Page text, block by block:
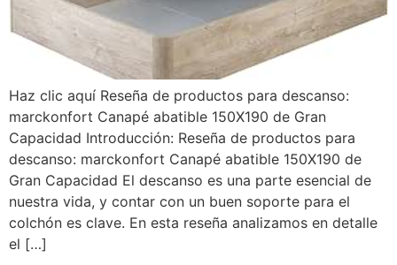
Haz clic aquí Reseña de productos para descanso:
marckonfort Canapé abatible 150X190 de Gran
Capacidad Introducción: Reseña de productos para
descanso: marckonfort Canapé abatible 150X190 de
Gran Capacidad El descanso es una parte esencial de
nuestra vida, y contar con un buen soporte para el
colchón es clave. En esta reseña analizamos en detalle
el […]